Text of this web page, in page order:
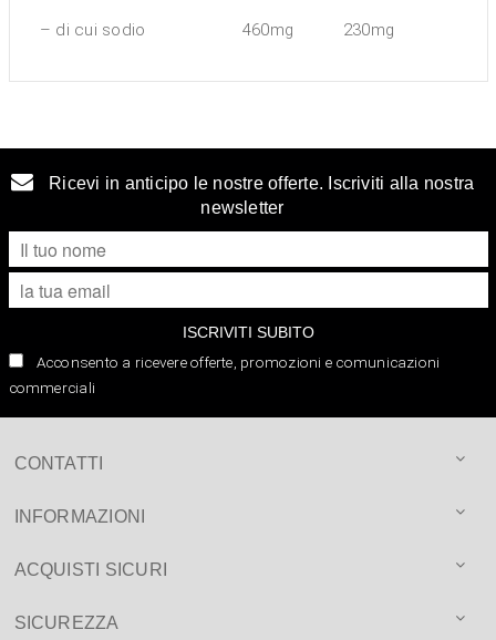
– di cui sodio 460mg 230mg
Ricevi in anticipo le nostre offerte. Iscriviti alla nostra
newsletter
ISCRIVITI SUBITO
Acconsento a ricevere offerte, promozioni e comunicazioni
commerciali
CONTATTI
INFORMAZIONI
ACQUISTI SICURI
SICUREZZA